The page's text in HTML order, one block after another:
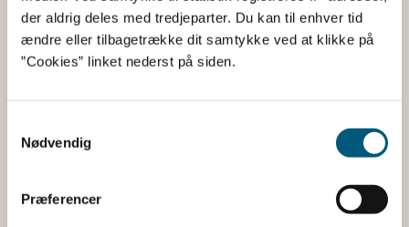
der aldrig deles med tredjeparter. Du kan til enhver tid
ændre eller tilbagetrække dit samtykke ved at klikke på
”Cookies” linket nederst på siden.
Nødvendig
Præferencer
1431 68
Kattegat syd - Samsø bælt
Nord- og Vestsjælland Ingen
Vadehavet, Nordsøen og Jyllands
Ingen
135